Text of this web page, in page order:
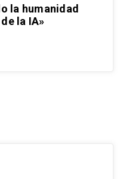
la humanidad
la IA»